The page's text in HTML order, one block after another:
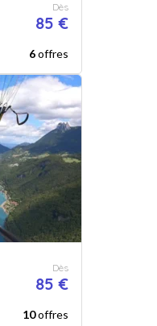
Dès
85 €
6offres
Dès
85 €
10offres